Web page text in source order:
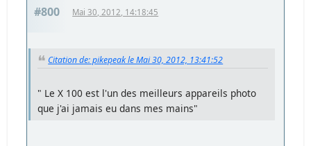
#800 Mai 30, 2012, 14:18:45
Citation de: pikepeak le Mai 30, 2012, 13:41:52
" Le X 100 est l'un des meilleurs appareils photo
que j'ai jamais eu dans mes mains"